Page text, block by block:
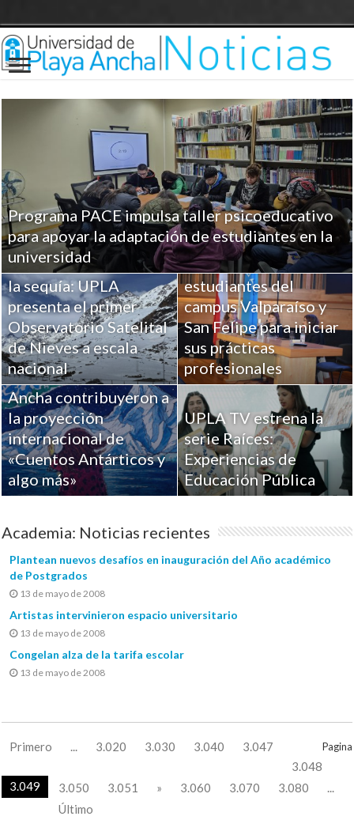
Programa PACE impulsa taller psicoeducativo
para apoyar la adaptación de estudiantes en la
universidad
Ciencia para combatir
la sequía: UPLA
presenta el primer
Observatorio Satelital
de Nieves a escala
nacional
UPLA entrega
herramientas clave a
más de 100
estudiantes del
campus Valparaíso y
San Felipe para iniciar
sus prácticas
profesionales
Académicos de la
Universidad de Playa
Ancha contribuyeron a
la proyección
internacional de
«Cuentos Antárticos y
algo más»
UPLA TV estrena la
serie Raíces:
Experiencias de
Educación Pública
Academia: Noticias recientes
Plantean nuevos desafíos en inauguración del Año académico
de Postgrados
13 de mayo de 2008
Artistas intervinieron espacio universitario
13 de mayo de 2008
Congelan alza de la tarifa escolar
13 de mayo de 2008
Pagina
Primero ... 3.020 3.030 3.040
3.047
3.048
3.049
3.050 3.051 » 3.060 3.070 3.080
...
Último